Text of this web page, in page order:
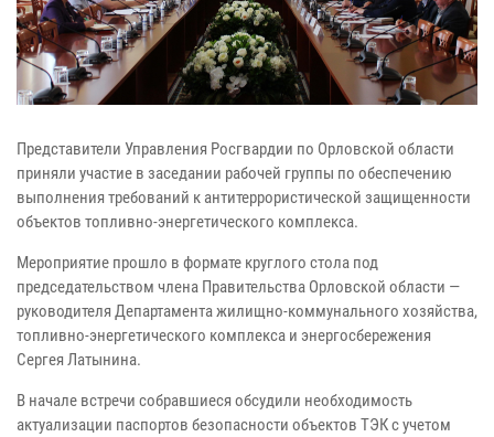
Представители Управления Росгвардии по Орловской области
приняли участие в заседании рабочей группы по обеспечению
выполнения требований к антитеррористической защищенности
объектов топливно-энергетического комплекса.
Мероприятие прошло в формате круглого стола под
председательством члена Правительства Орловской области —
руководителя Департамента жилищно-коммунального хозяйства,
топливно-энергетического комплекса и энергосбережения
Сергея Латынина.
В начале встречи собравшиеся обсудили необходимость
актуализации паспортов безопасности объектов ТЭК с учетом